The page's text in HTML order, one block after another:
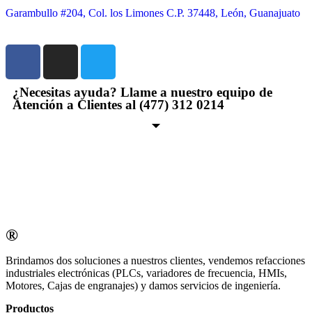
Garambullo #204, Col. los Limones C.P. 37448, León, Guanajuato
¿Necesitas ayuda? Llame a nuestro equipo de
Atención a Clientes al (477) 312 0214
®
Brindamos dos soluciones a nuestros clientes, vendemos refacciones
industriales electrónicas (PLCs, variadores de frecuencia, HMIs,
Motores, Cajas de engranajes) y damos servicios de ingeniería.
Productos